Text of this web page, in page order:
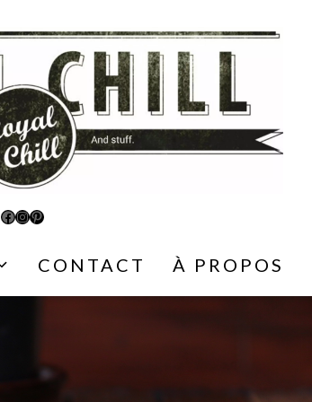
Facebook
Instagram
Pinterest
CONTACT À PROPOS